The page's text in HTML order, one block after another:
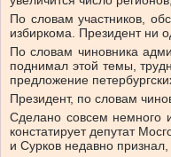
По словам участников,
избиркома. Президент ни
По словам чиновника
поднимал этой темы,
предложение
Президент, по словам
Сделано совсем немного
констатирует депутат
и Сурков недавно признал,